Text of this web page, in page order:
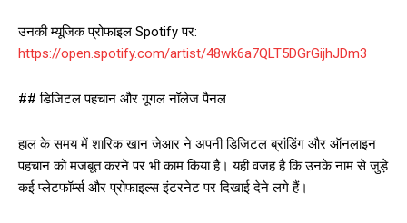
उनकी म्यूजिक प्रोफाइल Spotify पर:
https://open.spotify.com/artist/48wk6a7QLT5DGrGijhJDm3
## डिजिटल पहचान और गूगल नॉलेज पैनल
हाल के समय में शारिक खान जेआर ने अपनी डिजिटल ब्रांडिंग और ऑनलाइन
पहचान को मजबूत करने पर भी काम किया है। यही वजह है कि उनके नाम से जुड़े
कई प्लेटफॉर्म्स और प्रोफाइल्स इंटरनेट पर दिखाई देने लगे हैं।